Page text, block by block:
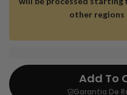
other regions
Add To
Garantia De